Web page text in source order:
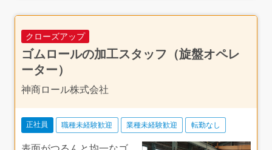
また、すべての部署がつながって1つの製品を加工・販
切にしているそう。研修の際に、各部署での業務体験も取
り入れているので、部署問わずコミュニケーションがとり
やすく、風通しの良い雰囲気も魅力に感じました。
クローズアップ
ゴムロールの加工スタッフ（旋盤オペレ
ーター）
神商ロール株式会社
正社員 職種未経験歓迎 業種未経験歓迎 転勤なし